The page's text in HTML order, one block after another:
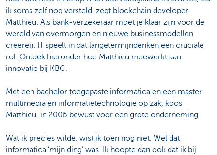
ik soms zelf nog versteld, zegt blockchain developer
Matthieu. Als bank-verzekeraar moet je klaar zijn voor de
wereld van overmorgen en nieuwe businessmodellen
creëren. IT speelt in dat langetermijndenken een cruciale
rol. Ontdek hieronder hoe Matthieu meewerkt aan
innovatie bij KBC.
Met een bachelor toegepaste informatica en een master
multimedia en informatietechnologie op zak, koos
Matthieu in 2006 bewust voor een grote onderneming.
Wat ik precies wilde, wist ik toen nog niet. Wel dat
informatica ‘mijn ding’ was. Ik hoopte dan ook dat ik bij